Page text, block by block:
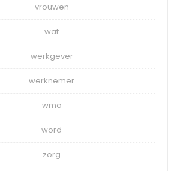
vrouwen
wat
werkgever
werknemer
wmo
word
zorg